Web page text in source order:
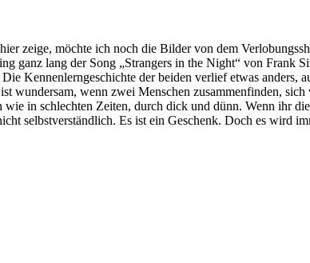
zeige, möchte ich noch die Bilder von dem
ganz lang der Song „Strangers in the Night“ von
Kennenlerngeschichte der beiden verlief etwas
wundersam, wenn zwei Menschen zusammenfinden,
in schlechten Zeiten, durch dick und dünn. Wenn ihr
selbstverständlich. Es ist ein Geschenk. Doch es wird